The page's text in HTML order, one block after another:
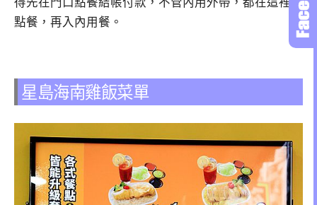
點餐，再入內用餐。
星島海南雞飯菜單